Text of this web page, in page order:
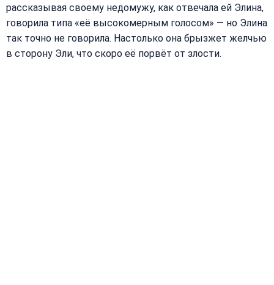
рассказывая своему недомужу, как отвечала ей Элина,
говорила типа «её высокомерным голосом» — но Элина
так точно не говорила. Настолько она брызжет желчью
в сторону Эли, что скоро её порвёт от злости.